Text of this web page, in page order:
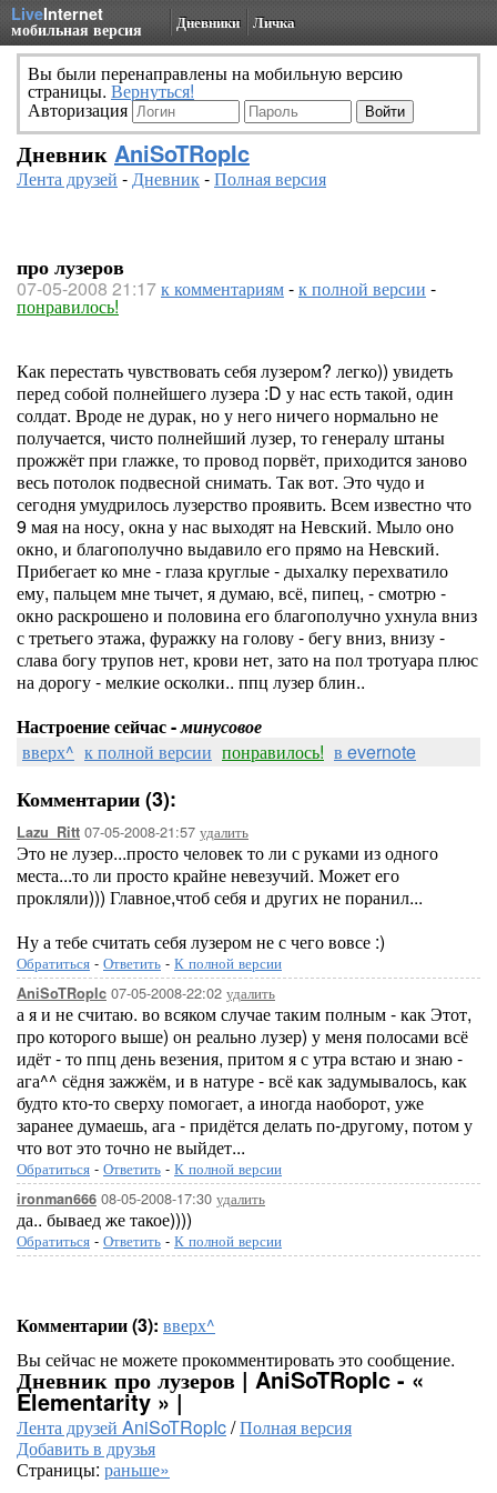
LiveInternet
мобильная версия Дневники Личка
Вы были перенаправлены на мобильную версию
страницы. Вернуться!
Авторизация
Дневник AniSoTRopIc
Лента друзей -Дневник-Полная версия
про лузеров
07-05-2008 21:17к комментариям-к полной версии -
понравилось!
Как перестать чувствовать себя лузером? легко)) увидеть
перед собой полнейшего лузера :D у нас есть такой, один
солдат. Вроде не дурак, но у него ничего нормально не
получается, чисто полнейший лузер, то генералу штаны
прожжёт при глажке, то провод порвёт, приходится заново
весь потолок подвесной снимать. Так вот. Это чудо и
сегодня умудрилось лузерство проявить. Всем известно что
9 мая на носу, окна у нас выходят на Невский. Мыло оно
окно, и благополучно выдавило его прямо на Невский.
Прибегает ко мне - глаза круглые - дыхалку перехватило
ему, пальцем мне тычет, я думаю, всё, пипец, - смотрю -
окно раскрошено и половина его благополучно ухнула вниз
с третьего этажа, фуражку на голову - бегу вниз, внизу -
слава богу трупов нет, крови нет, зато на пол тротуара плюс
на дорогу - мелкие осколки.. ппц лузер блин..
Настроение сейчас -минусовое
вверх^ к полной версии понравилось! в evernote
Комментарии (3):
Lazu_Ritt 07-05-2008-21:57 удалить
Это не лузер...просто человек то ли с руками из одного
места...то ли просто крайне невезучий. Может его
прокляли))) Главное,чтоб себя и других не поранил...
Ну а тебе считать себя лузером не с чего вовсе :)
Обратиться - Ответить - К полной версии
AniSoTRopIc 07-05-2008-22:02 удалить
а я и не считаю. во всяком случае таким полным - как Этот,
про которого выше) он реально лузер) у меня полосами всё
идёт - то ппц день везения, притом я с утра встаю и знаю -
ага^^ сёдня зажжём, и в натуре - всё как задумывалось, как
будто кто-то сверху помогает, а иногда наоборот, уже
заранее думаешь, ага - придётся делать по-другому, потом у
что вот это точно не выйдет...
Обратиться - Ответить - К полной версии
ironman666 08-05-2008-17:30 удалить
да.. бываед же такое))))
Обратиться - Ответить - К полной версии
Комментарии (3): вверх^
Вы сейчас не можете прокомментировать это сообщение.
Дневник про лузеров | AniSoTRopIc - «
Elementarity » |
Лента друзей AniSoTRopIc/Полная версия
Добавить в друзья
Страницы: раньше»